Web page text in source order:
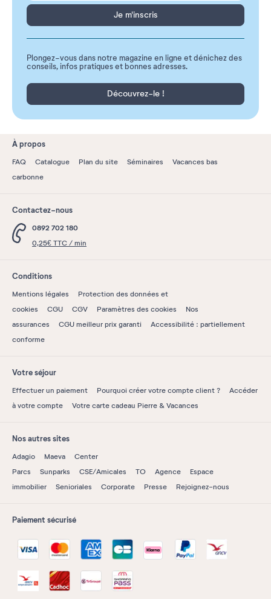
Je m'inscris
Plongez-vous dans notre magazine en ligne et dénichez des
conseils, infos pratiques et bonnes adresses.
Découvrez-le !
À propos
FAQ Catalogue Plan du site Séminaires
Vacances bas
carbonne
Contactez-nous
0892 702 180
0,25€ TTC / min
Conditions
Mentions légales
Protection des données et
cookies
CGU CGV Paramètres des cookies
Nos
assurances
CGU meilleur prix garanti
Accessibilité : partiellement
conforme
Votre séjour
Effectuer un paiement Pourquoi créer votre compte client ?
Accéder
à votre compte
Votre carte cadeau Pierre & Vacances
Nos autres sites
Adagio Maeva
Center
Parcs
Sunparks CSE/Amicales TO Agence
Espace
immobilier
Senioriales Corporate Presse Rejoignez-nous
Paiement sécurisé